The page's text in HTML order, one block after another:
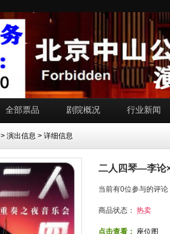
全部票品 剧院概况 行业新闻
> 演出信息 > 详细信息
二人四琴—李论
当前有0位参与的评论
商品状态： 热卖
点击查看： 座位图